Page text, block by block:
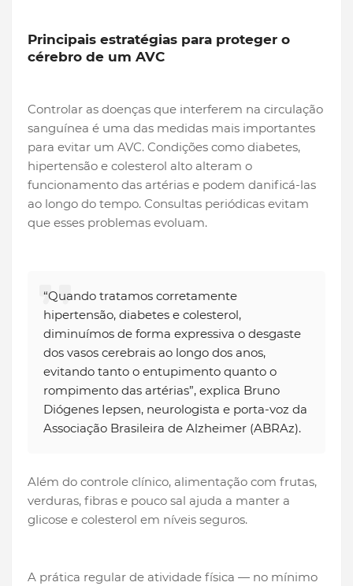
Principais estratégias para proteger o
cérebro de um AVC
Controlar as doenças que interferem na circulação
sanguínea é uma das medidas mais importantes
para evitar um AVC. Condições como diabetes,
hipertensão e colesterol alto alteram o
funcionamento das artérias e podem danificá-las
ao longo do tempo. Consultas periódicas evitam
que esses problemas evoluam.
“Quando tratamos corretamente
hipertensão, diabetes e colesterol,
diminuímos de forma expressiva o desgaste
dos vasos cerebrais ao longo dos anos,
evitando tanto o entupimento quanto o
rompimento das artérias”, explica Bruno
Diógenes Iepsen, neurologista e porta-voz da
Associação Brasileira de Alzheimer (ABRAz).
Além do controle clínico, alimentação com frutas,
verduras, fibras e pouco sal ajuda a manter a
glicose e colesterol em níveis seguros.
A prática regular de atividade física — no mínimo